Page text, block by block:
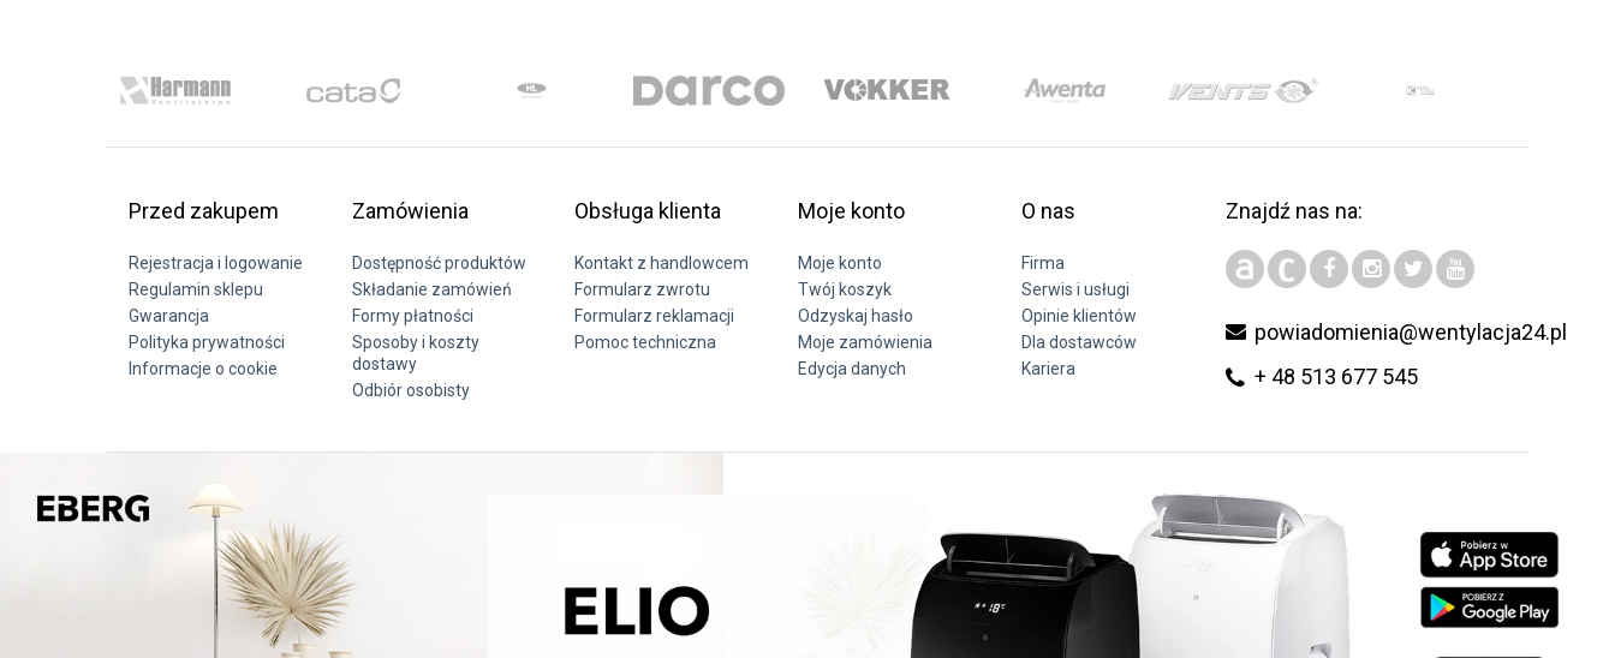
Przed zakupem
Rejestracja i logowanie
Regulamin sklepu
Gwarancja
Polityka prywatności
Informacje o cookie
Zamówienia
Dostępność produktów
Składanie zamówień
Formy płatności
Sposoby i koszty
dostawy
Odbiór osobisty
Obsługa klienta
Kontakt z handlowcem
Formularz zwrotu
Formularz reklamacji
Pomoc techniczna
Moje konto
Moje konto
Twój koszyk
Odzyskaj hasło
Moje zamówienia
Edycja danych
O nas
Firma
Serwis i usługi
Opinie klientów
Dla dostawców
Kariera
Znajdź nas na:
powiadomienia@wentylacja24.pl
+ 48 513 677 545